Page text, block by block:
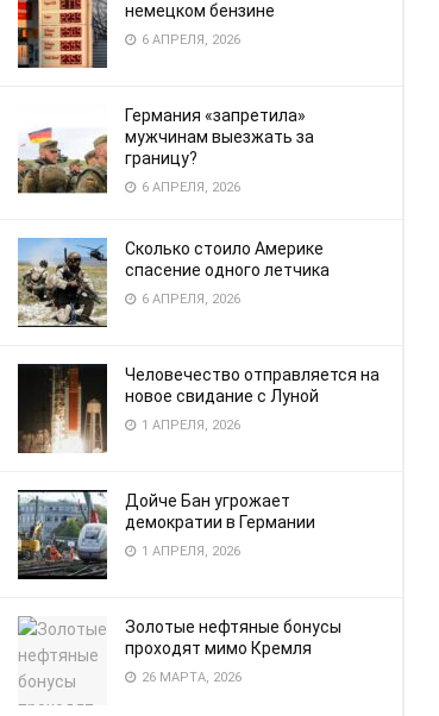
немецком бензине
6 АПРЕЛЯ, 2026
Германия «запретила»
мужчинам выезжать за
границу?
6 АПРЕЛЯ, 2026
Сколько стоило Америке
спасение одного летчика
6 АПРЕЛЯ, 2026
Человечество отправляется на
новое свидание с Луной
1 АПРЕЛЯ, 2026
Дойче Бан угрожает
демократии в Германии
1 АПРЕЛЯ, 2026
Золотые нефтяные бонусы
проходят мимо Кремля
26 МАРТА, 2026